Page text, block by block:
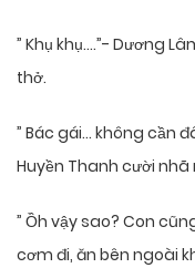
” Khụ khụ….”- Dương
thở.
” Bác gái… không cần
Huyền Thanh cười nhã
” Ồh vậy sao? Con
cơm đi, ăn bên ngoài